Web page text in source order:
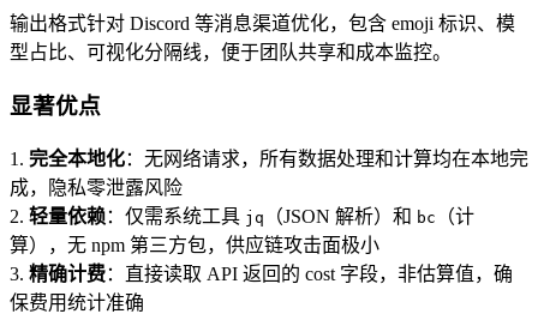
输出格式针对 Discord 等消息渠道优化，包含 emoji 标识、模
型占比、可视化分隔线，便于团队共享和成本监控。
显著优点
1. 完全本地化：无网络请求，所有数据处理和计算均在本地完
成，隐私零泄露风险
2. 轻量依赖：仅需系统工具 jq （JSON 解析）和 bc
（计
算），无 npm 第三方包，供应链攻击面极小
3. 精确计费：直接读取 API 返回的 cost 字段，非估算值，确
保费用统计准确